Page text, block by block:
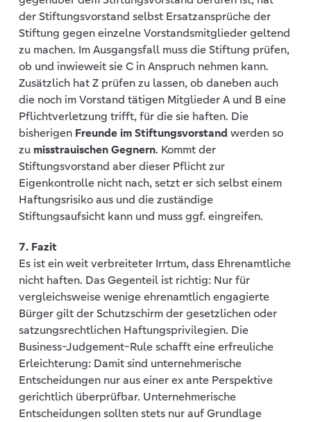
der Stiftungsvorstand selbst Ersatzansprüche der
Stiftung gegen einzelne Vorstandsmitglieder geltend
zu machen. Im Ausgangsfall muss die Stiftung prüfen,
ob und inwieweit sie C in Anspruch nehmen kann.
Zusätzlich hat Z prüfen zu lassen, ob daneben auch
die noch im Vorstand tätigen Mitglieder A und B eine
Pflichtverletzung trifft, für die sie haften. Die
bisherigen Freunde im Stiftungsvorstand werden so
zumisstrauischen Gegnern. Kommt der
Stiftungsvorstand aber dieser Pflicht zur
Eigenkontrolle nicht nach, setzt er sich selbst einem
Haftungsrisiko aus und die zuständige
Stiftungsaufsicht kann und muss ggf. eingreifen.
7. Fazit
Es ist ein weit verbreiteter Irrtum, dass Ehrenamtliche
nicht haften. Das Gegenteil ist richtig: Nur für
vergleichsweise wenige ehrenamtlich engagierte
Bürger gilt der Schutzschirm der gesetzlichen oder
satzungsrechtlichen Haftungsprivilegien. Die
Business-Judgement-Rule schafft eine erfreuliche
Erleichterung: Damit sind unternehmerische
Entscheidungen nur aus einer ex ante Perspektive
gerichtlich überprüfbar. Unternehmerische
Entscheidungen sollten stets nur auf Grundlage